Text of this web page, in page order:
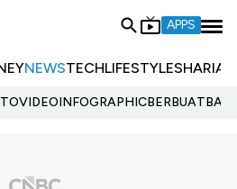
APPS
NEWSTECHLIFESTYLESHARIA
VIDEOINFOGRAPHIC